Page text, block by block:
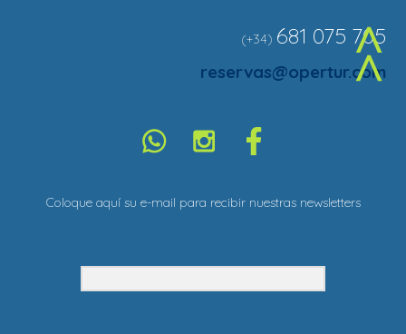
^
(+34) 681 075 705
reservas@opertur.com
Coloque aquí su e-mail para recibir nuestras newsletters